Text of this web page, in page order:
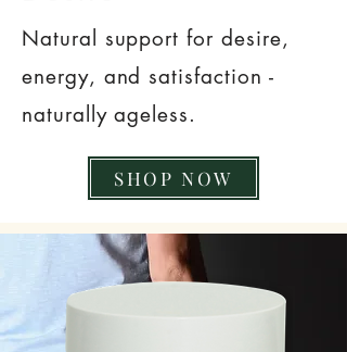
Natural support for desire,
energy, and satisfaction -
naturally ageless.
SHOP NOW